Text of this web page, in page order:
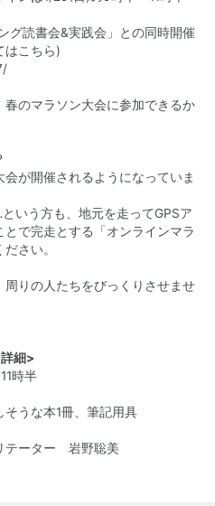
グ読書会&実践会」との同時開催
はこちら)
のマラソン大会に参加できるか
が開催されるようになっていま
いう方も、地元を走ってGPSア
で完走とする「オンラインマラ
さい。
りの人たちをびっくりさせませ
細>
時半
うな本1冊、筆記用具
テーター 岩野聡美